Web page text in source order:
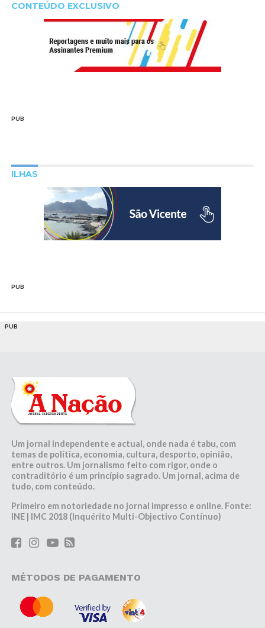
CONTEÚDO EXCLUSIVO
PUB
ILHAS
PUB
PUB
Um jornal independente e actual, onde nada é tabu, com
temas de política, economia, cultura, desporto, opinião,
entre outros. Um jornalismo feito com rigor, onde o
contraditório é um princípio sagrado. Um jornal, acima de
tudo, com conteúdo.
Primeiro em notoriedade no jornal impresso e online. Fonte:
INE | IMC 2018 (Inquérito Multi-Objectivo Contínuo)
MÉTODOS DE PAGAMENTO